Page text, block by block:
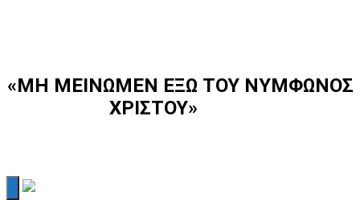
«ΜΗ ΜΕΙΝΩΜΕΝ ΕΞΩ ΤΟΥ ΝΥΜΦΩΝΟΣ
ΧΡΙΣΤΟΥ»